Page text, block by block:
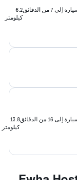
7 من الدقائق
6.2
كيلومتر
16 من الدقائق
13.8
كيلومتر